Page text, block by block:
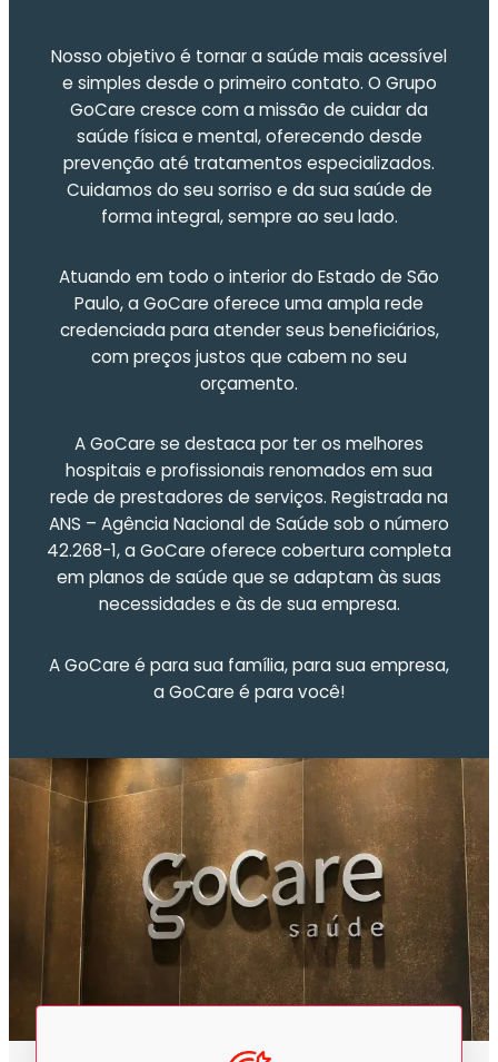
Nosso objetivo é tornar a saúde mais acessível
e simples desde o primeiro contato. O Grupo
GoCare cresce com a missão de cuidar da
saúde física e mental, oferecendo desde
prevenção até tratamentos especializados.
Cuidamos do seu sorriso e da sua saúde de
forma integral, sempre ao seu lado.
Atuando em todo o interior do Estado de São
Paulo, a GoCare oferece uma ampla rede
credenciada para atender seus beneficiários,
com preços justos que cabem no seu
orçamento.
A GoCare se destaca por ter os melhores
hospitais e profissionais renomados em sua
rede de prestadores de serviços. Registrada na
ANS – Agência Nacional de Saúde sob o número
42.268-1, a GoCare oferece cobertura completa
em planos de saúde que se adaptam às suas
necessidades e às de sua empresa.
A GoCare é para sua família, para sua empresa,
a GoCare é para você!